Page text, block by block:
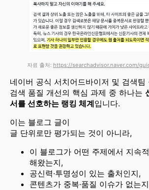
자료 출처: https://searchadvisor.naver.com/
네이버 공식 서치어드바이저 및 검색팀
검색 품질 개선의 핵심 과제 중 하나는
서를 선호하는 랭킹 체계입니다.
이는 블로그 글이
글 단위로만 평가되는 것이 아니라,
이 블로그가 어떤 주제에서 지속
해왔는지,
공신력·투명성이 있는 출처인지,
콘텐츠가 중복·품질 이슈가 없는지